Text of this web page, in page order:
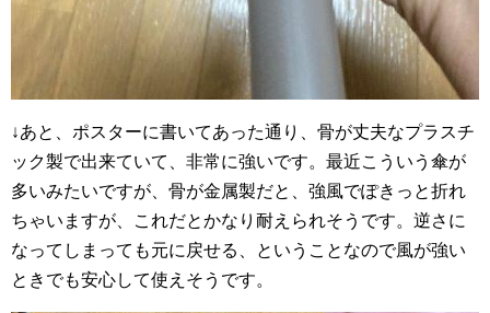
↓あと、ポスターに書いてあった通り、骨が丈夫なプラスチ
ック製で出来ていて、非常に強いです。最近こういう傘が
多いみたいですが、骨が金属製だと、強風でぽきっと折れ
ちゃいますが、これだとかなり耐えられそうです。逆さに
なってしまっても元に戻せる、ということなので風が強い
ときでも安心して使えそうです。